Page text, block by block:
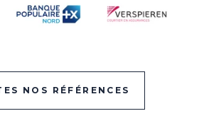
NOS RÉFÉRENCES